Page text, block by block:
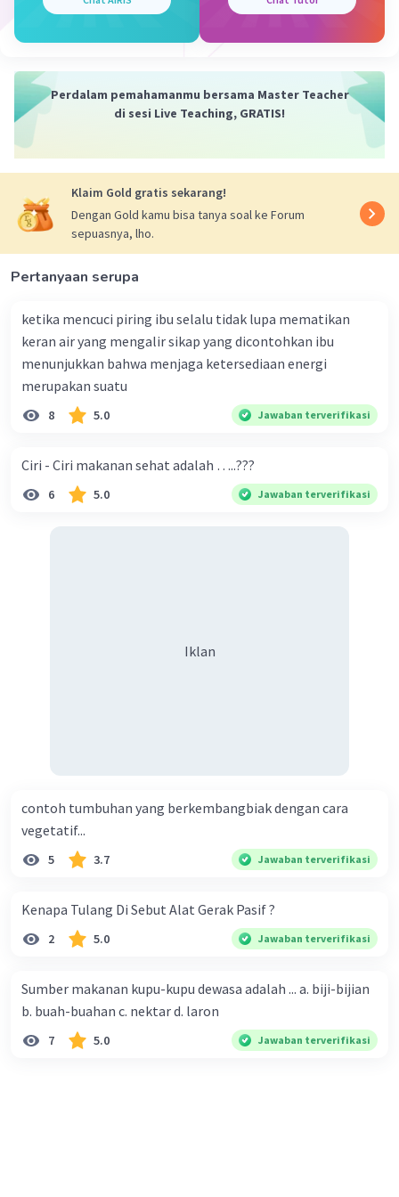
Perdalam pemahamanmu bersama Master Teacher
di sesi Live Teaching, GRATIS!
Klaim Gold gratis sekarang!
Dengan Gold kamu bisa tanya soal ke Forum
sepuasnya, lho.
Pertanyaan serupa
ketika mencuci piring ibu selalu tidak lupa mematikan
keran air yang mengalir sikap yang dicontohkan ibu
menunjukkan bahwa menjaga ketersediaan energi
merupakan suatu
8 5.0 Jawaban terverifikasi
Ciri - Ciri makanan sehat adalah …..???
6 5.0 Jawaban terverifikasi
Iklan
contoh tumbuhan yang berkembangbiak dengan cara
vegetatif...
5 3.7 Jawaban terverifikasi
Kenapa Tulang Di Sebut Alat Gerak Pasif ?
2 5.0 Jawaban terverifikasi
Sumber makanan kupu-kupu dewasa adalah ... a. biji-bijian
b. buah-buahan c. nektar d. laron
7 5.0 Jawaban terverifikasi